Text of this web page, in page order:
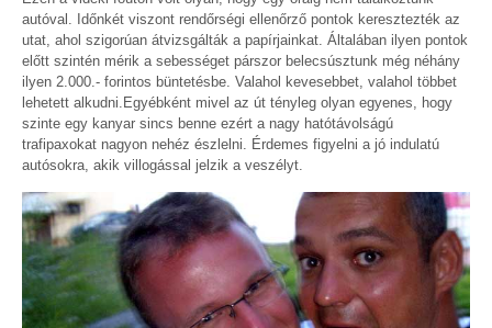
autóval. Időnkét viszont rendőrségi ellenőrző pontok keresztezték az
utat, ahol szigorúan átvizsgálták a papírjainkat. Általában ilyen pontok
előtt szintén mérik a sebességet párszor belecsúsztunk még néhány
ilyen 2.000.- forintos büntetésbe. Valahol kevesebbet, valahol többet
lehetett alkudni.Egyébként mivel az út tényleg olyan egyenes, hogy
szinte egy kanyar sincs benne ezért a nagy hatótávolságú
trafipaxokat nagyon nehéz észlelni. Érdemes figyelni a jó indulatú
autósokra, akik villogással jelzik a veszélyt.